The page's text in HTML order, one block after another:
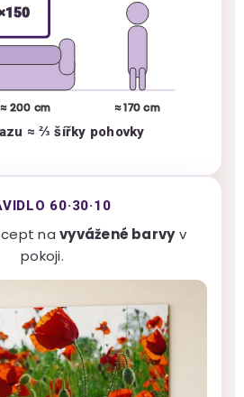
200 cm ≈ 170 cm
≈ ⅔ šířky pohovky
60·30·10
navyvážené barvyv
pokoji.